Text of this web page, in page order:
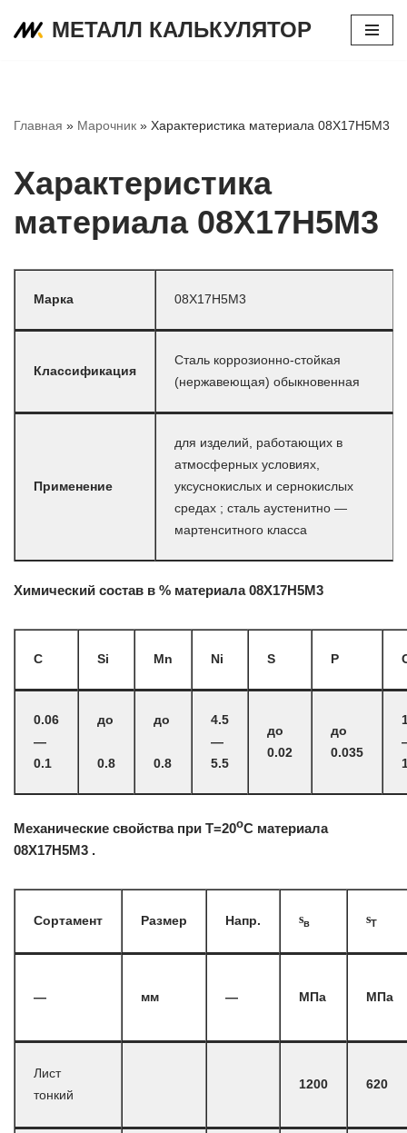
МЕТАЛЛ КАЛЬКУЛЯТОР
Главная » Марочник » Характеристика материала 08Х17Н5М3
Характеристика
материала 08Х17Н5М3
Марка 08Х17Н5М3
Классификация
Сталь коррозионно-стойкая
(нержавеющая) обыкновенная
Применение
для изделий, работающих в
атмосферных условиях,
уксуснокислых и сернокислых
средах ; сталь аустенитно —
мартенситного класса
Химический состав в % материала 08Х17Н5М3
C Si Mn Ni S P
0.06
—
0.1
до
0.8
до
0.8
4.5
—
5.5
до
0.02
до
0.035
Механические свойства при Т=20oС материала
08Х17Н5М3 .
Сортамент Размер Напр. sв sT
— мм — МПа МПа
Лист
тонкий
1200 620